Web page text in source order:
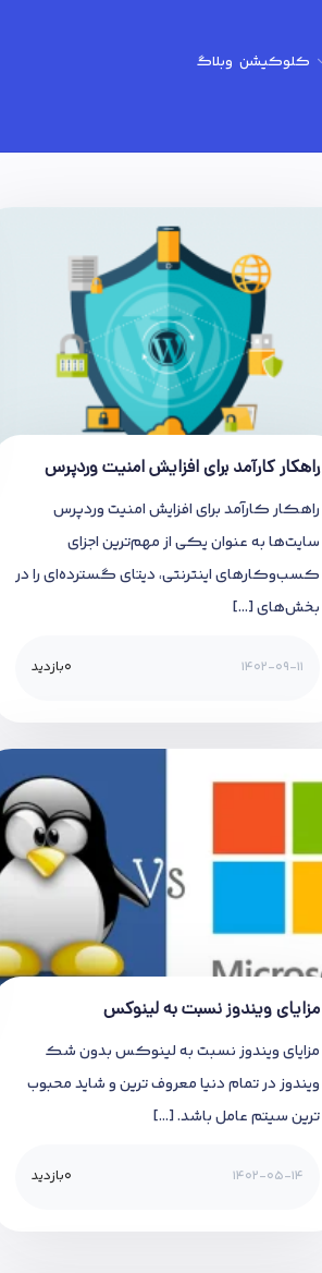
کلوکیشن وبلاگ
راهکار کارآمد برای افزایش امنیت وردپرس
راهکار کارآمد برای افزایش امنیت وردپرس
سایت‌ها به عنوان یکی از مهم‌ترین اجزای
کسب‌وکارهای اینترنتی، دیتای گسترده‌ای را در
بخش‌های […]
1402-09-11
0بازدید
مزایای ویندوز نسبت به لینوکس
مزایای ویندوز نسبت به لینوکس بدون شک
ویندوز در تمام دنیا معروف ترین و شاید محبوب
ترین سیتم عامل باشد. […]
1402-05-14
0بازدید